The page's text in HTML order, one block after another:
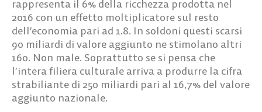
rappresenta il 6% della ricchezza prodotta nel
2016 con un effetto moltiplicatore sul resto
dell’economia pari ad 1.8. In soldoni questi scarsi
90 miliardi di valore aggiunto ne stimolano altri
160. Non male. Soprattutto se si pensa che
l’intera filiera culturale arriva a produrre la cifra
strabiliante di 250 miliardi pari al 16,7% del valore
aggiunto nazionale.